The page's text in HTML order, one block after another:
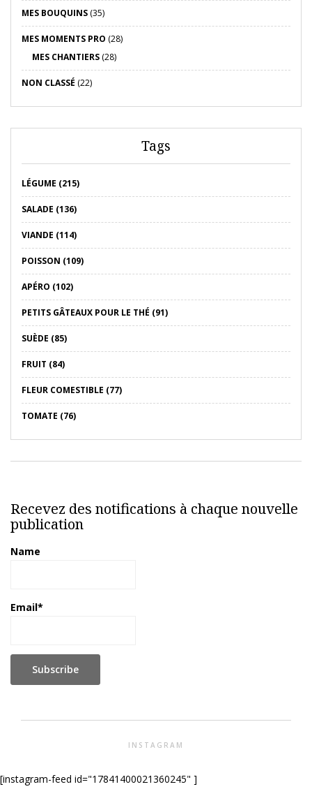
MES BOUQUINS (35)
MES MOMENTS PRO (28)
MES CHANTIERS (28)
NON CLASSÉ (22)
Tags
LÉGUME (215)
SALADE (136)
VIANDE (114)
POISSON (109)
APÉRO (102)
PETITS GÂTEAUX POUR LE THÉ (91)
SUÈDE (85)
FRUIT (84)
FLEUR COMESTIBLE (77)
TOMATE (76)
Recevez des notifications à chaque nouvelle
publication
Name
Email*
INSTAGRAM
[instagram-feed id="17841400021360245" ]